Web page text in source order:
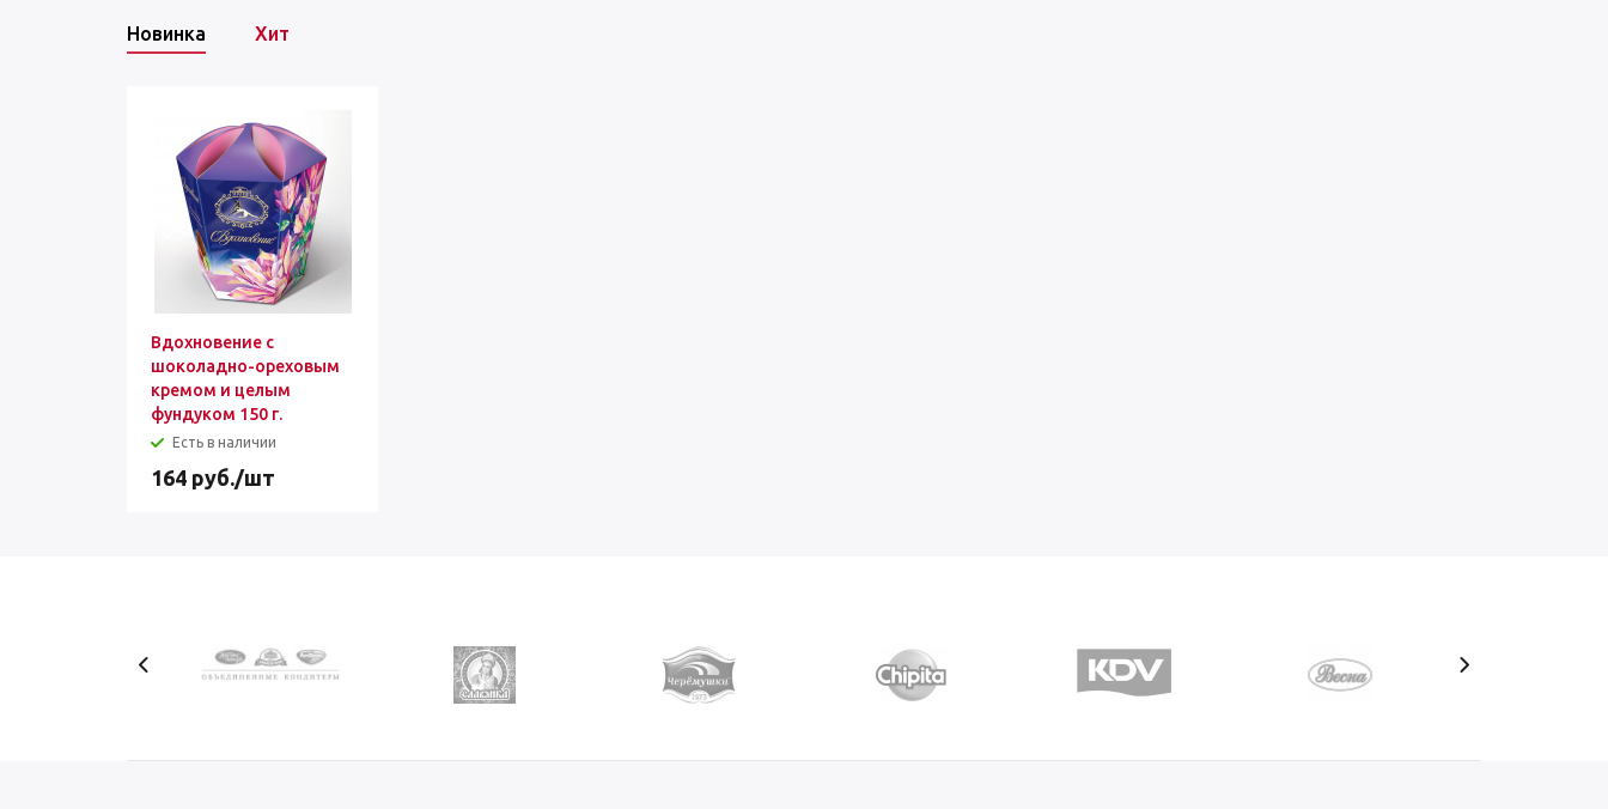
Новинка Хит
Вдохновение с
шоколадно-ореховым
кремом и целым
фундуком 150 г.
Есть в наличии
164 руб./шт